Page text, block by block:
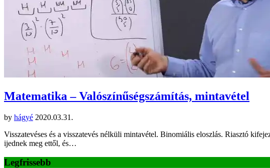
Matematika – Valószínűségszámítás, mintavétel
by hágyé 2020.03.31.
Visszatevéses és a visszatevés nélküli mintavétel. Binomiális eloszlás. Riasztó
ijednek meg ettől, és…
Legfrissebb